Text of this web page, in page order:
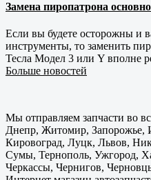
Замена пиропатрона
Если вы будете осторожны и
инструменты, то заменить
Тесла Модел 3 или Y вполне
Больше новостей
Мы отправляем запчасти во
Днепр, Житомир, Запорожье,
Кировоград, Луцк, Львов,
Сумы, Тернополь, Ужгород,
Черкассы, Чернигов,